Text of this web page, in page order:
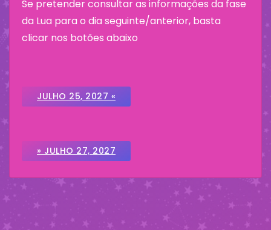
Se pretender consultar as informações da fase
da Lua para o dia seguinte/anterior, basta
clicar nos botões abaixo
JULHO 25, 2027 «
» JULHO 27, 2027